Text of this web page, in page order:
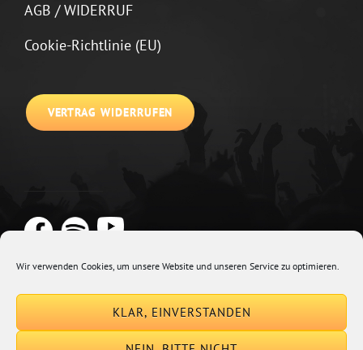
Wir verwenden Cookies, um unsere Website und unseren Service zu optimieren.
KLAR, EINVERSTANDEN
AGB / WIDERRUF
Cookie-Richtlinie (EU)
VERTRAG WIDERRUFEN
Euphony By Catch Themes